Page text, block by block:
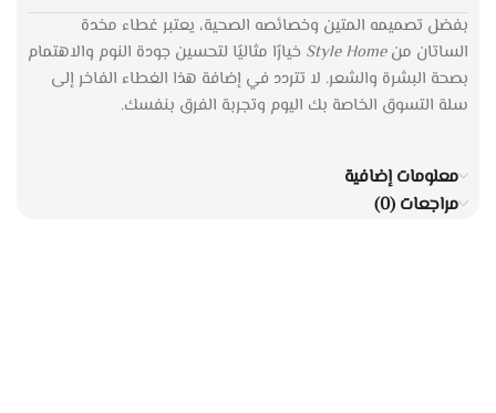
بفضل تصميمه المتين وخصائصه الصحية، يعتبر غطاء مخدة
الساتان منStyle Home خيارًا مثاليًا لتحسين جودة النوم والاهتمام
بصحة البشرة والشعر. لا تتردد في إضافة هذا الغطاء الفاخر إلى
سلة التسوق الخاصة بك اليوم وتجربة الفرق بنفسك.
معلومات إضافية
مراجعات (0)